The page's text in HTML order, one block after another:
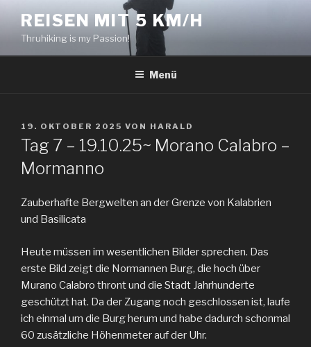
Inhalt
springen
REISEN MIT 5 KM/H
Thruhiking is my Passion!
Menü
VERÖFFENTLICHT
AM
19. OKTOBER 2025 VON HARALD
Tag 7 – 19.10.25~ Morano Calabro –
Mormanno
Zauberhafte Bergwelten an der Grenze von Kalabrien
und Basilicata
Heute müssen im wesentlichen Bilder sprechen. Das
erste Bild zeigt die Normannen Burg, die hoch über
Murano Calabro thront und die Stadt Jahrhunderte
geschützt hat. Da der Zugang noch geschlossen ist, laufe
ich einmal um die Burg herum und habe dadurch schonmal
60 zusätzliche Höhenmeter auf der Uhr.